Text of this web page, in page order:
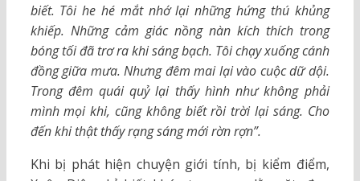
biết. Tôi he hé mắt nhớ lại những hứng thú khủng
khiếp. Những cảm giác nồng nàn kích thích trong
bóng tối đã trơ ra khi sáng bạch. Tôi chạy xuống cánh
đồng giữa mưa. Nhưng đêm mai lại vào cuộc dữ dội.
Trong đêm quái quỷ lại thấy hình như không phải
mình mọi khi, cũng không biết rồi trời lại sáng. Cho
đến khi thật thấy rạng sáng mới rờn rợn”.
Khi bị phát hiện chuyện giới tính, bị kiểm điểm,